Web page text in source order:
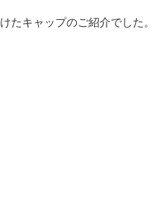
たキャップのご紹介でした。